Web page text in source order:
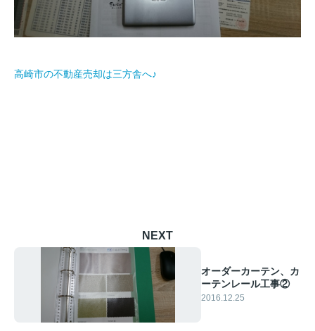
高崎市の不動産売却は三方舎へ♪
NEXT
オーダーカーテン、カ
ーテンレール工事②
2016.12.25